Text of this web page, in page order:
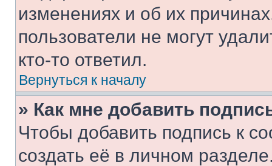
изменениях и об их
пользователи не могут
кто-то ответил.
Вернуться к началу
» Как мне добавить
Чтобы добавить подпись к
создать её в личном